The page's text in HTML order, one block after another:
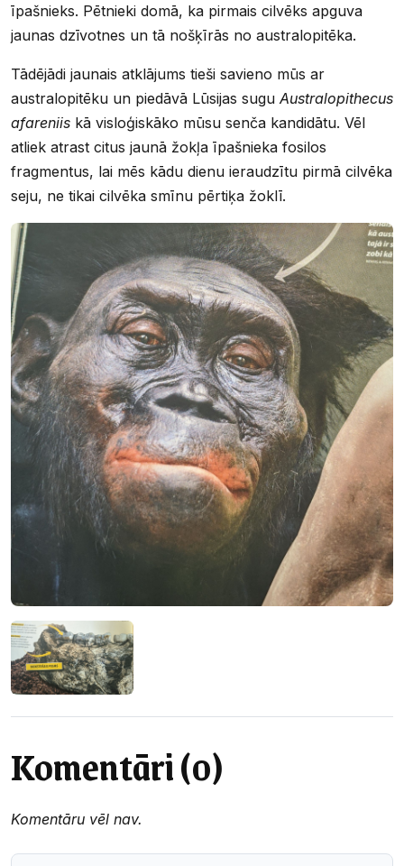
īpašnieks. Pētnieki domā, ka pirmais cilvēks apguva
jaunas dzīvotnes un tā nošķīrās no australopitēka.
Tādējādi jaunais atklājums tieši savieno mūs ar
australopitēku un piedāvā Lūsijas sugu Australopithecus
afareniis kā visloģiskāko mūsu senča kandidātu. Vēl
atliek atrast citus jaunā žokļa īpašnieka fosilos
fragmentus, lai mēs kādu dienu ieraudzītu pirmā cilvēka
seju, ne tikai cilvēka smīnu pērtiķa žoklī.
Komentāri (0)
Komentāru vēl nav.